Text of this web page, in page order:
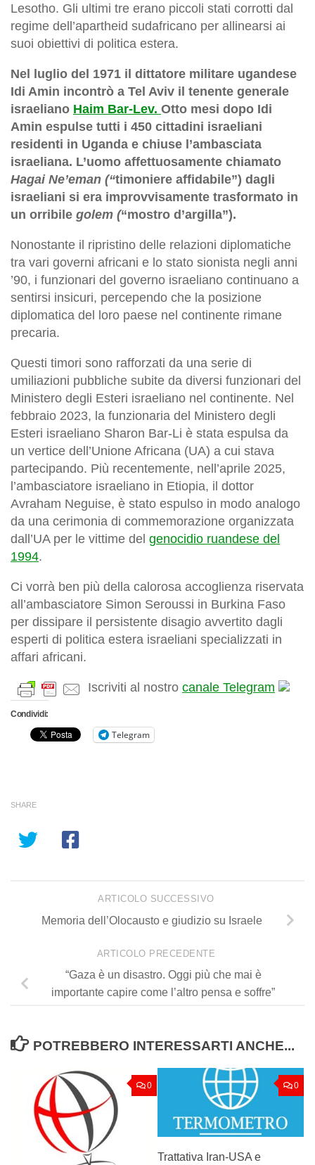
Lesotho. Gli ultimi tre erano piccoli stati corrotti dal
regime dell’apartheid sudafricano per allinearsi ai
suoi obiettivi di politica estera.
Nel luglio del 1971 il dittatore militare ugandese
Idi Amin incontrò a Tel Aviv il tenente generale
israeliano Haim Bar-Lev. Otto mesi dopo Idi
Amin espulse tutti i 450 cittadini israeliani
residenti in Uganda e chiuse l’ambasciata
israeliana. L’uomo affettuosamente chiamato
Hagai Ne’eman (“timoniere affidabile”) dagli
israeliani si era improvvisamente trasformato in
un orribile golem (“mostro d’argilla”).
Nonostante il ripristino delle relazioni diplomatiche
tra vari governi africani e lo stato sionista negli anni
’90, i funzionari del governo israeliano continuano a
sentirsi insicuri, percependo che la posizione
diplomatica del loro paese nel continente rimane
precaria.
Questi timori sono rafforzati da una serie di
umiliazioni pubbliche subite da diversi funzionari del
Ministero degli Esteri israeliano nel continente. Nel
febbraio 2023, la funzionaria del Ministero degli
Esteri israeliano Sharon Bar-Li è stata espulsa da
un vertice dell’Unione Africana (UA) a cui stava
partecipando. Più recentemente, nell’aprile 2025,
l’ambasciatore israeliano in Etiopia, il dottor
Avraham Neguise, è stato espulso in modo analogo
da una cerimonia di commemorazione organizzata
dall’UA per le vittime del genocidio ruandese del
1994.
Ci vorrà ben più della calorosa accoglienza riservata
all’ambasciatore Simon Seroussi in Burkina Faso
per dissipare il persistente disagio avvertito dagli
esperti di politica estera israeliani specializzati in
affari africani.
Iscriviti al nostro canale Telegram
Condividi:
Telegram
SHARE
ARTICOLO SUCCESSIVO
Memoria dell’Olocausto e giudizio su Israele
ARTICOLO PRECEDENTE
“Gaza è un disastro. Oggi più che mai è
importante capire come l’altro pensa e soffre”
POTREBBERO INTERESSARTI ANCHE...
0 0
Trattativa Iran-USA e